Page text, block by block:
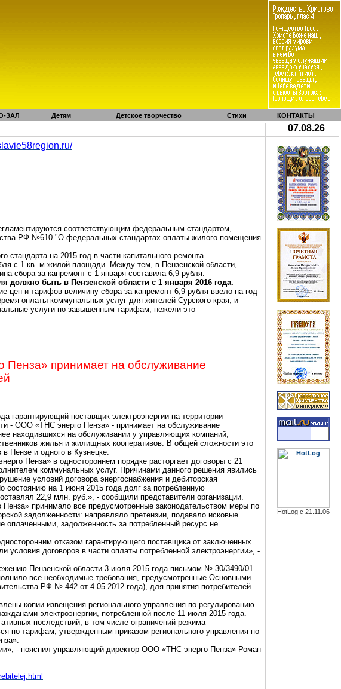
ЗАЛ Детям Детское творчество Стихи КОНТАКТЫ
07.08.26
соответствующим федеральным стандартом,
РФ №610 "О федеральных стандартах оплаты жилого помещения
стандарта на 2015 год в части капитального ремонта
с 1 кв. м жилой площади. Между тем, в Пензенской области,
сбора за капремонт с 1 января составила 6,9 рубля.
должно быть в Пензенской области с 1 января 2016 года.
цен и тарифов величину сбора за капремонт 6,9 рубля ввело на год
оплаты коммунальных услуг для жителей Сурского края, и
услуги по завышенным тарифам, нежели это
Пенза» принимает на обслуживание
гарантирующий поставщик электроэнергии на территории
- ООО «ТНС энерго Пенза» - принимает на обслуживание
находившихся на обслуживании у управляющих компаний,
жилья и жилищных кооперативов. В общей сложности это
в Пензе и одного в Кузнецке.
Пенза» в одностороннем порядке расторгает договоры с 21
коммунальных услуг. Причинами данного решения явились
условий договора энергоснабжения и дебиторская
состоянию на 1 июня 2015 года долг за потребленную
22,9 млн. руб.», - сообщили представители организации.
Пенза» принимало все предусмотренные законодательством меры по
задолженности: направляло претензии, подавало исковые
задолженность за потребленный ресурс не
отказом гарантирующего поставщика от заключенных
условия договоров в части оплаты потребленной электроэнергии», -
Пензенской области 3 июля 2015 года письмом № 30/3490/01.
все необходимые требования, предусмотренные Основными
РФ № 442 от 4.05.2012 года), для принятия потребителей
копии извещения регионального управления по регулированию
электроэнергии, потребленной после 11 июля 2015 года.
последствий, в том числе ограничений режима
по тарифам, утвержденным приказом регионального управления по
».
- пояснил управляющий директор ООО «ТНС энерго Пенза» Роман
HotLog с 21.11.06